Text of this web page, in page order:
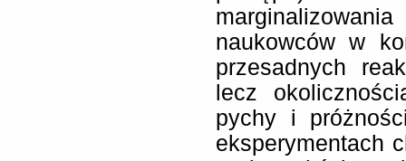
naukowców w
przesadnych
lecz
pychy i
eksperymentach